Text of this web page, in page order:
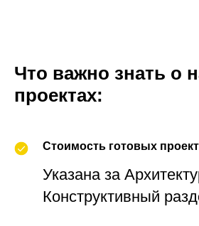
Что важно знать о
проектах:
Стоимость готовых
Указана за
Конструктивный